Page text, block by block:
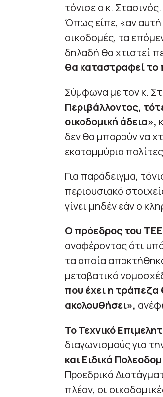
τόνισε ο κ. Στασινός.
Όπως είπε, «αν αυτή
οικοδομές, τα
δηλαδή θα χτιστεί
θα καταστραφεί το
Σύμφωνα με τον κ.
Περιβάλλοντος,
οικοδομική άδεια»,
δεν θα μπορούν να
εκατομμύριο
Για παράδειγμα,
περιουσιακό
γίνει μηδέν εάν ο
Ο πρόεδρος του ΤΕΕ
αναφέροντας ότι
τα οποία
μεταβατικό
που έχει η τράπεζα
ακολουθήσει»,
Το Τεχνικό
διαγωνισμούς για
και Ειδικά
Προεδρικά
πλέον, οι